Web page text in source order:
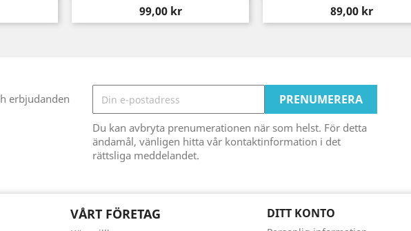
Pris
99,00 kr Pris
89,00 kr
erbjudanden
Du kan avbryta prenumerationen när som helst. För detta
ändamål, vänligen hitta vår kontaktinformation i det
rättsliga meddelandet.
VÅRT FÖRETAG DITT KONTO